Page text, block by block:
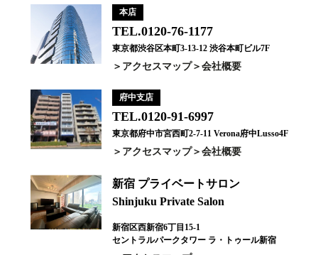
本店
TEL.0120-76-1177
東京都渋谷区本町3-13-12 渋谷本町ビル7F
アクセスマップ 会社概要
府中支店
TEL.0120-91-6997
東京都府中市宮西町2-7-11 Verona府中Lusso4F
アクセスマップ 会社概要
新宿 プライベートサロン
Shinjuku Private Salon
新宿区西新宿6丁目15-1
セントラルパークタワー ラ・トゥール新宿